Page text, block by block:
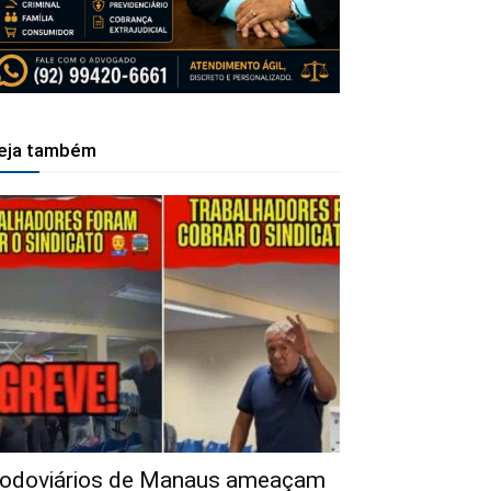
também
de Manaus ameaçam